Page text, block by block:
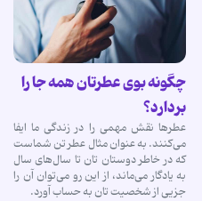
چگونه بوی عطرتان همه جا را
بردارد؟
عطر‌ها نقش مهمی را در زندگی ما ایفا
می‌کنند. به عنوان مثال عطر تن شماست
که در خاطر دوستان تان تا سال‌های سال
به یادگار می‌ماند، از این رو می‌توان آن را
جزیی از شخصیت تان به حساب آورد.